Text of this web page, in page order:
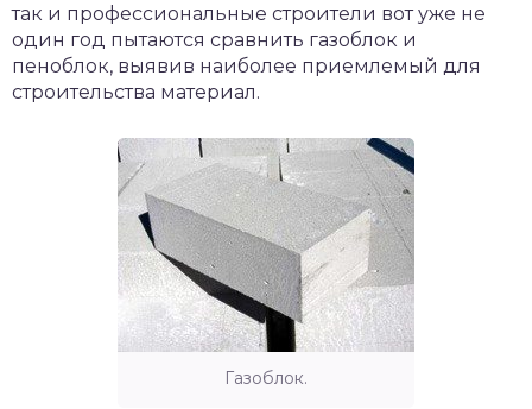
так и профессиональные строители вот уже не
один год пытаются сравнить газоблок и
пеноблок, выявив наиболее приемлемый для
строительства материал.
Газоблок.